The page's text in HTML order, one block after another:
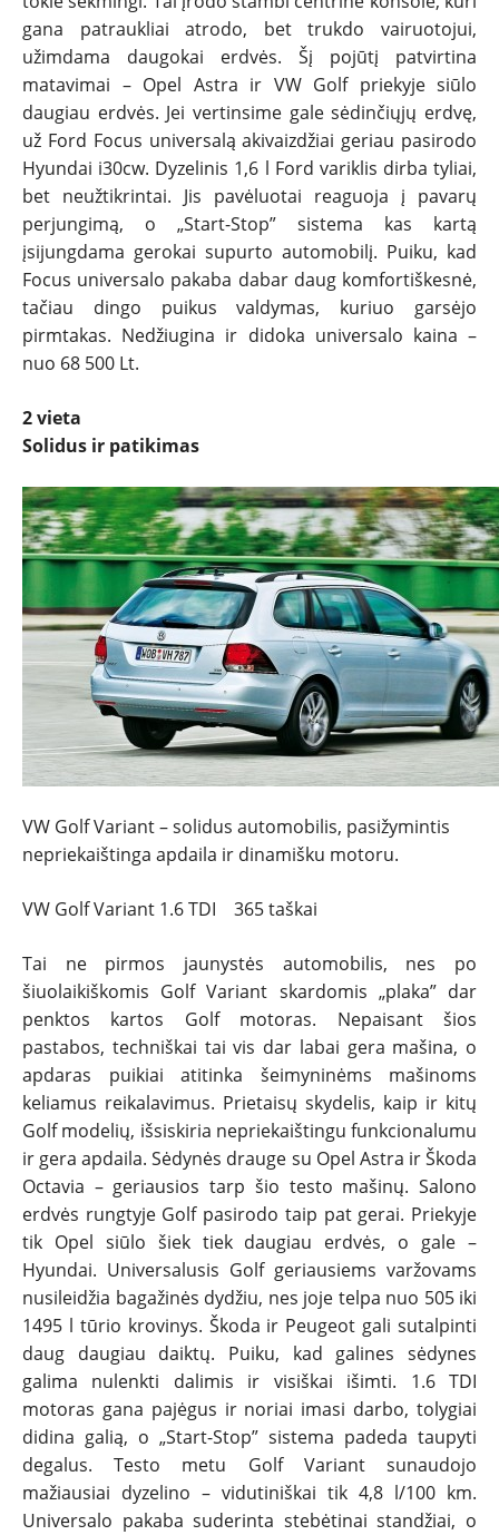
gana patraukliai atrodo, bet trukdo vairuotojui,
užimdama daugokai erdvės. Šį pojūtį patvirtina
matavimai – Opel Astra ir VW Golf priekyje siūlo
daugiau erdvės. Jei vertinsime gale sėdinčiųjų erdvę,
už Ford Focus universalą akivaizdžiai geriau pasirodo
Hyundai i30cw. Dyzelinis 1,6 l Ford variklis dirba tyliai,
bet neužtikrintai. Jis pavėluotai reaguoja į pavarų
perjungimą, o „Start-Stop” sistema kas kartą
įsijungdama gerokai supurto automobilį. Puiku, kad
Focus universalo pakaba dabar daug komfortiškesnė,
tačiau dingo puikus valdymas, kuriuo garsėjo
pirmtakas. Nedžiugina ir didoka universalo kaina –
nuo 68 500 Lt.
2 vieta
Solidus ir patikimas
VW Golf Variant – solidus automobilis, pasižymintis
nepriekaištinga apdaila ir dinamišku motoru.
VW Golf Variant 1.6 TDI 365 taškai
Tai ne pirmos jaunystės automobilis, nes po
šiuolaikiškomis Golf Variant skardomis „plaka” dar
penktos kartos Golf motoras. Nepaisant šios
pastabos, techniškai tai vis dar labai gera mašina, o
apdaras puikiai atitinka šeimyninėms mašinoms
keliamus reikalavimus. Prietaisų skydelis, kaip ir kitų
Golf modelių, išsiskiria nepriekaištingu funkcionalumu
ir gera apdaila. Sėdynės drauge su Opel Astra ir Škoda
Octavia – geriausios tarp šio testo mašinų. Salono
erdvės rungtyje Golf pasirodo taip pat gerai. Priekyje
tik Opel siūlo šiek tiek daugiau erdvės, o gale –
Hyundai. Universalusis Golf geriausiems varžovams
nusileidžia bagažinės dydžiu, nes joje telpa nuo 505 iki
1495 l tūrio krovinys. Škoda ir Peugeot gali sutalpinti
daug daugiau daiktų. Puiku, kad galines sėdynes
galima nulenkti dalimis ir visiškai išimti. 1.6 TDI
motoras gana pajėgus ir noriai imasi darbo, tolygiai
didina galią, o „Start-Stop” sistema padeda taupyti
degalus. Testo metu Golf Variant sunaudojo
mažiausiai dyzelino – vidutiniškai tik 4,8 l/100 km.
Universalo pakaba suderinta stebėtinai standžiai, o